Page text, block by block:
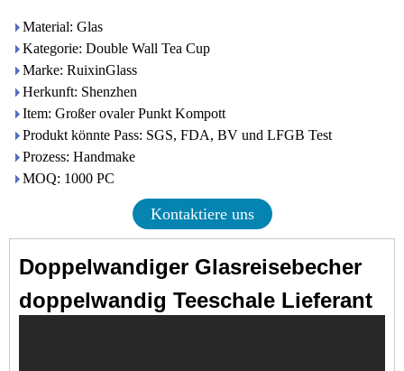
Material: Glas
Kategorie: Double Wall Tea Cup
Marke: RuixinGlass
Herkunft: Shenzhen
Item: Großer ovaler Punkt Kompott
Produkt könnte Pass: SGS, FDA, BV und LFGB Test
Prozess: Handmake
MOQ: 1000 PC
Kontaktiere uns
Doppelwandiger Glasreisebecher
doppelwandig Teeschale Lieferant